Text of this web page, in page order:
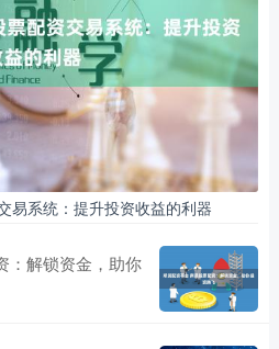
易系统：提升投资收益的利器
：解锁资金，助你